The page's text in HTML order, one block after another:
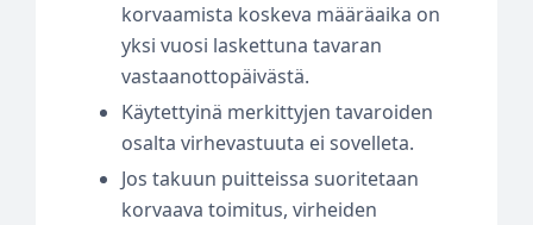
korvaamista koskeva määräaika on
yksi vuosi laskettuna tavaran
vastaanottopäivästä.
Käytettyinä merkittyjen tavaroiden
osalta virhevastuuta ei sovelleta.
Jos takuun puitteissa suoritetaan
korvaava toimitus, virheiden